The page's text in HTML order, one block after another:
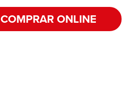
COMPRAR ONLINE